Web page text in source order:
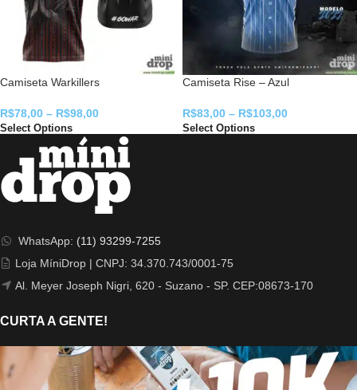
Camiseta Warkillers
R$78,00 – R$98,00
Select Options
Camiseta Rise – Azul
R$83,00 – R$103,00
Select Options
WhatsApp: (11) 93299-7255
Loja MíniDrop | CNPJ: 34.370.743/0001-75
Al. Meyer Joseph Nigri, 620 - Suzano - SP. CEP:08673-170
CURTA A GENTE!